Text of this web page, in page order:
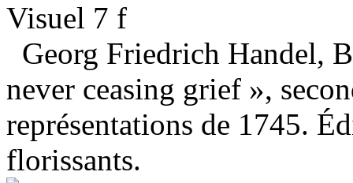
Visuel 7 f
Georg Friedrich Handel,
never ceasing grief »,
représentations de 1745.
florissants.